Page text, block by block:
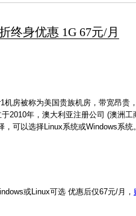
终身优惠 1G 67元/月
机房被称为美国贵族机房，带宽昂贵
2010年，澳大利亚注册公司 (澳洲
可以选择Linux系统或Windows系统
或Linux可选 优惠后仅67元/月，